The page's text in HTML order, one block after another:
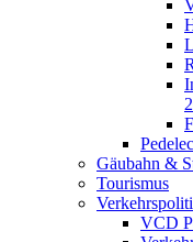
Pedelec
Gäubahn &
Tourismus
VCD